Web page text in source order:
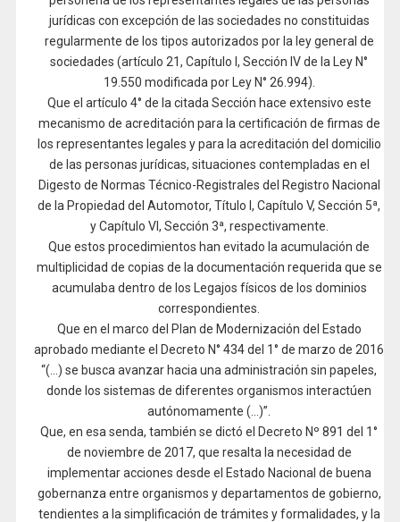
jurídicas con excepción de las sociedades no constituidas
regularmente de los tipos autorizados por la ley general de
sociedades (artículo 21, Capítulo I, Sección IV de la Ley N°
19.550 modificada por Ley N° 26.994).
Que el artículo 4° de la citada Sección hace extensivo este
mecanismo de acreditación para la certificación de firmas de
los representantes legales y para la acreditación del domicilio
de las personas jurídicas, situaciones contempladas en el
Digesto de Normas Técnico-Registrales del Registro Nacional
de la Propiedad del Automotor, Título I, Capítulo V, Sección 5ª,
y Capítulo VI, Sección 3ª, respectivamente.
Que estos procedimientos han evitado la acumulación de
multiplicidad de copias de la documentación requerida que se
acumulaba dentro de los Legajos físicos de los dominios
correspondientes.
Que en el marco del Plan de Modernización del Estado
aprobado mediante el Decreto N° 434 del 1° de marzo de 2016
“(…) se busca avanzar hacia una administración sin papeles,
donde los sistemas de diferentes organismos interactúen
autónomamente (…)”.
Que, en esa senda, también se dictó el Decreto Nº 891 del 1°
de noviembre de 2017, que resalta la necesidad de
implementar acciones desde el Estado Nacional de buena
gobernanza entre organismos y departamentos de gobierno,
tendientes a la simplificación de trámites y formalidades, y la